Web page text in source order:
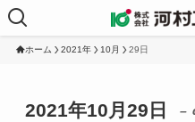
ホーム 2021年 10月 29日
2021年10月29日 –